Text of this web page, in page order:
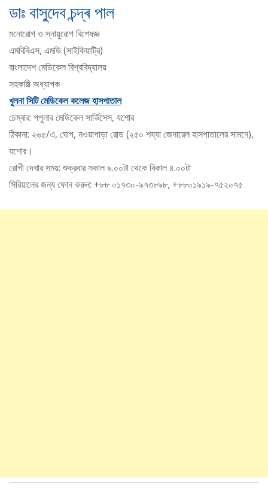
ডাঃ বাসুদেব চন্দ্ৰ পাল
মনোরোগ ও স্নায়ুরোগ বিশেষজ্ঞ
এমবিবিএস, এমডি (সাইকিয়াট্রি)
বাংলাদেশ মেডিকেল বিশ্ববিদ্যালয়
সহকারী অধ্যাপক
খুলনা সিটি মেডিকেল কলেজ হাসপাতাল
চেম্বার: পপুলার মেডিকেল সার্ভিসেস, যশোর
ঠিকানা: ২৬৫/এ, ঘোপ, নওয়াপাড়া রোড (২৫০ শয্যা জেনারেল হাসপাতালের সামনে),
যশোর।
রোগী দেখার সময়: শুক্রবার সকাল ৯.০০টা থেকে বিকাল ৪.০০টা
সিরিয়ালের জন্য ফোন করুন: +৮৮ ০১৭৩০-৯৭৩৮৯৮, +৮৮০১৯১৯-৭৫২০৭৫